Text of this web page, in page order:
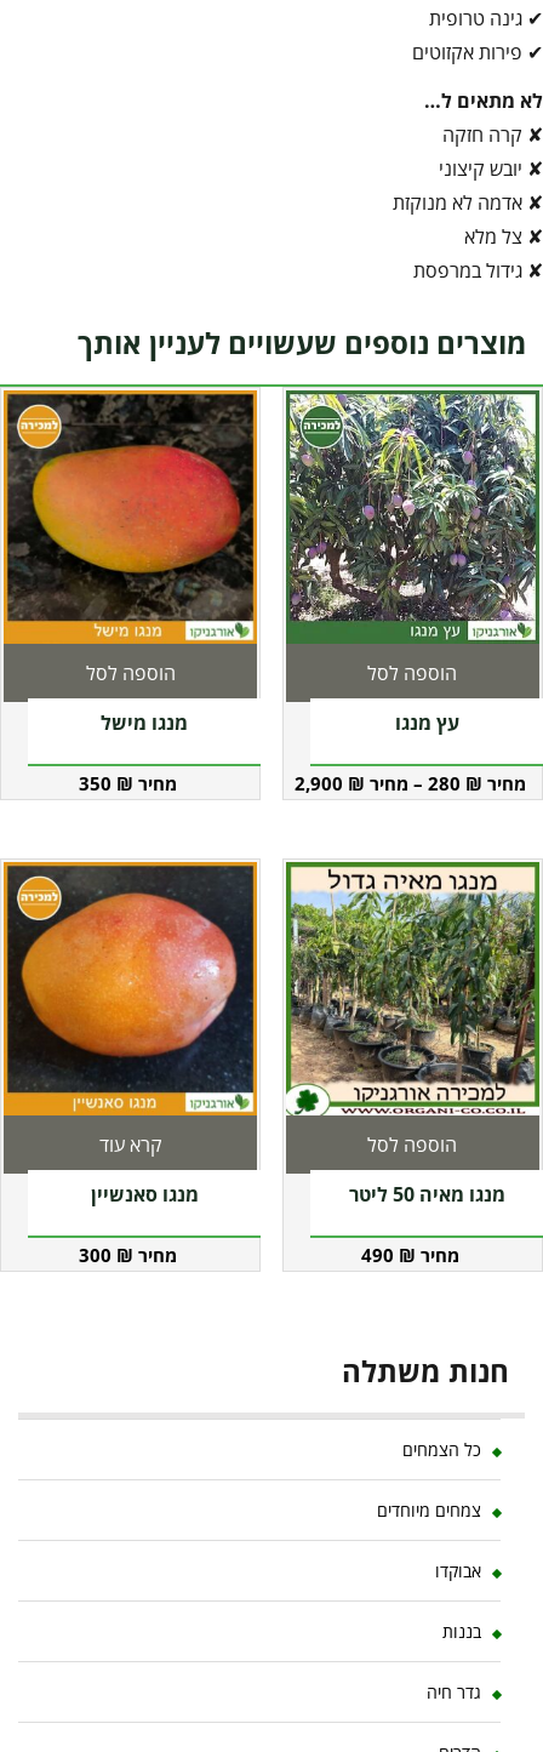
✔ גינה טרופית
✔ פירות אקזוטים
לא מתאים ל…
✘ קרה חזקה
✘ יובש קיצוני
✘ אדמה לא מנוקזת
✘ צל מלא
✘ גידול במרפסת
מוצרים נוספים שעשויים לעניין אותך
עץ מנגו
280 ₪
–
2,900 ₪
הוספה לסל
מנגו מישל
350 ₪
הוספה לסל
מנגו מאיה 50 ליטר
490 ₪
הוספה לסל
מנגו סאנשיין
300 ₪
קרא עוד
חנות משתלה
כל הצמחים
צמחים מיוחדים
אבוקדו
בננות
גדר חיה